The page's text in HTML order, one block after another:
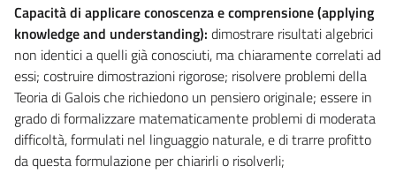
Capacità di applicare conoscenza e comprensione (applying
knowledge and understanding): dimostrare risultati algebrici
non identici a quelli già conosciuti, ma chiaramente correlati ad
essi; costruire dimostrazioni rigorose; risolvere problemi della
Teoria di Galois che richiedono un pensiero originale; essere in
grado di formalizzare matematicamente problemi di moderata
difficoltà, formulati nel linguaggio naturale, e di trarre profitto
da questa formulazione per chiarirli o risolverli;